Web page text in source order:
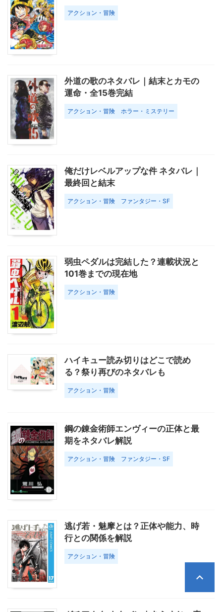
アクション・冒険
外道の歌のネタバレ｜結末とカモの
運命・全15巻完結
アクション・冒険 ホラー・ミステリー
俺だけレベルアップな件 ネタバレ｜
最終回と結末
アクション・冒険 ファンタジー・SF
弱虫ペダルは完結した？連載状況と
101巻までの現在地
アクション・冒険
ハイキュー読み切りはどこで読め
る？祭り再びのネタバレも
アクション・冒険
鋼の錬金術師エンヴィーの正体と最
期をネタバレ解説
アクション・冒険 ファンタジー・SF
逃げ若・魅摩とは？正体や能力、時
行との関係を解説
アクション・冒険